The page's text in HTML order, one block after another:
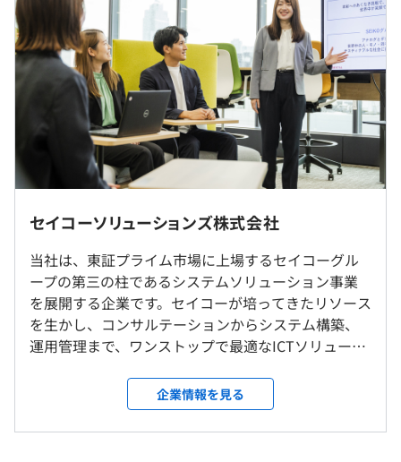
◎ポジションに応じて勤務地が決まります。
◎基本出社を想定していますが、ポジションや業務状況に
応じて在宅勤務も併用可能です。
◎転勤は原則ありません。
就業場所の変更範囲
＜雇入時＞
千葉県、東京都、福岡県、広島県 などポジションに応じ
会社の定める事業所（リモートワーク含む）
〈想定年収について〉
基本給にプラスで、役職手当は別途要相談。
残業手当は、実残業時間に応じて支給します。
（※ 想定年収は年収提示額を保証するものではありません）
〈セレクティブタイム制度あり〉
就業時間を通常の9:00〜18:00以外にご自身の都合に合わ
せ、変更可能です。（日時で変更可）
① 08:00〜17:00
セイコーソリューションズ株式会社
当社は、東証プライム市場に上場するセイコーグル
ープの第三の柱であるシステムソリューション事業
を展開する企業です。セイコーが培ってきたリソース
を生かし、コンサルテーションからシステム構築、
運用管理まで、ワンストップで最適なICTソリューシ
から継承するモノづくり、ハードウェアビジネスに
加え、ソフトウェアビジネスとしてのシステム開発
／構築、 サービスビジネスである「電子署名」「電
企業情報を見る